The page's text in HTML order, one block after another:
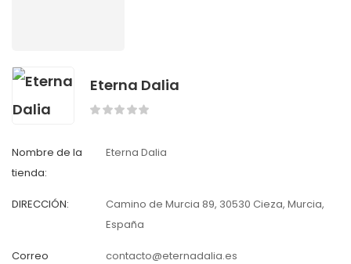
Eterna Dalia
Nombre de la
tienda:
Eterna Dalia
DIRECCIÓN:
Camino de Murcia 89, 30530 Cieza, Murcia,
España
Correo
contacto@eternadalia.es